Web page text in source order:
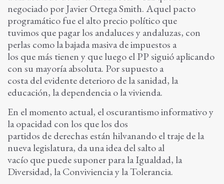
negociado por Javier Ortega Smith. Aquel pacto
programático fue el alto precio político que
tuvimos que pagar los andaluces y andaluzas, con
perlas como la bajada masiva de impuestos a
los que más tienen y que luego el PP siguió aplicando
con su mayoría absoluta. Por supuesto a
costa del evidente deterioro de la sanidad, la
educación, la dependencia o la vivienda.
En el momento actual, el oscurantismo informativo y
la opacidad con los que los dos
partidos de derechas están hilvanando el traje de la
nueva legislatura, da una idea del salto al
vacío que puede suponer para la Igualdad, la
Diversidad, la Conviviencia y la Tolerancia.